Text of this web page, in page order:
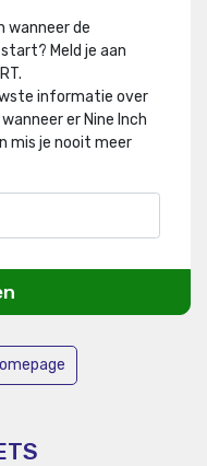
wanneer de
Meld je aan
informatie over
er Nine Inch
mis je nooit meer